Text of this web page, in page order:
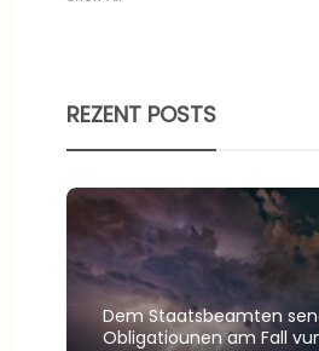
REZENT POSTS
Dem Staatsbeamten
Obligatiounen am Fall